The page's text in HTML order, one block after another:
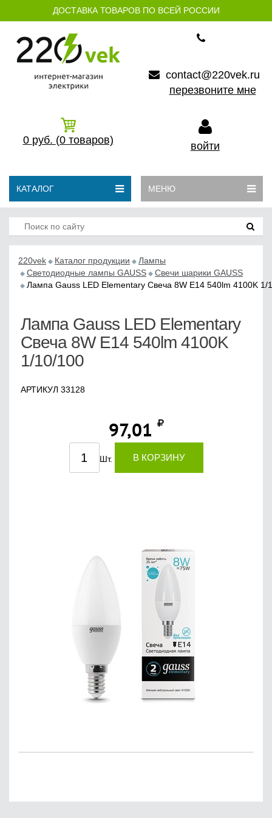
ДОСТАВКА ТОВАРОВ ПО ВСЕЙ РОССИИ
contact@220vek.ru
перезвоните мне
0 руб. (0 товаров) войти
КАТАЛОГ МЕНЮ
220vek Каталог продукции
Лампы
Светодиодные лампы GAUSS
Свечи шарики GAUSS
Лампа Gauss LED Elementary Свеча 8W E14 540lm 4100K 1/
Лампа Gauss LED Elementary
Свеча 8W E14 540lm 4100K
1/10/100
АРТИКУЛ 33128
97,01
Шт. В КОРЗИНУ